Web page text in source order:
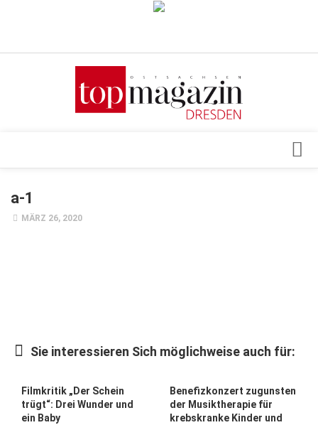
Verkaufsstellen
Top Gesundheitsforum Dresden / Ostsachsen
Events
Ausflug & Reise
Podcast
a-1
MÄRZ 26, 2020
Sie interessieren Sich möglichweise auch für:
Filmkritik „Der Schein
trügt“: Drei Wunder und
ein Baby
Benefizkonzert zugunsten
der Musiktherapie für
krebskranke Kinder und